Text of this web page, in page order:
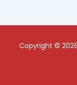
Copyright ©